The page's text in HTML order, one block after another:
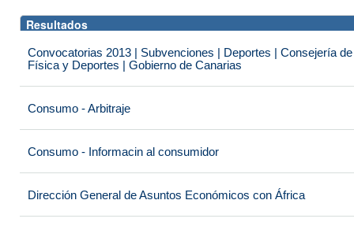
Resultados
Convocatorias 2013 | Subvenciones | Deportes | Consejería
Física y Deportes | Gobierno de Canarias
Consumo - Arbitraje
Consumo - Informacin al consumidor
Dirección General de Asuntos Económicos con África